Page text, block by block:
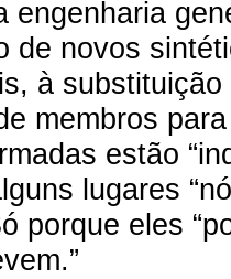
engenharia
de novos
à substituição
membros
estão
lugares
porque eles